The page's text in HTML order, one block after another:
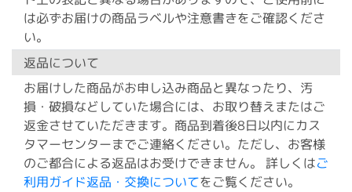
は必ずお届けの商品ラベルや注意書きをご確認くださ
い。
返品について
お届けした商品がお申し込み商品と異なったり、汚
損・破損などしていた場合には、お取り替えまたはご
返金させていただきます。商品到着後8日以内にカス
タマーセンターまでご連絡ください。ただし、お客様
のご都合による返品はお受けできません。 詳しくはご
利用ガイド返品・交換についてをご覧ください。